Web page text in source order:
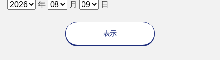
年 月 日
表示